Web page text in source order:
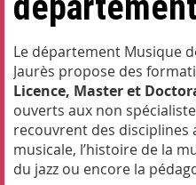
Le département Musique
Jaurès propose des
Licence, Master et
ouverts aux non
recouvrent des disciplines
musicale, l’histoire de la
du jazz ou encore la